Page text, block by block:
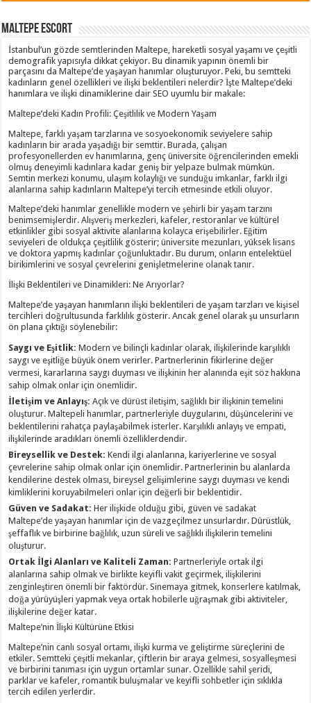
Maltepe Escort
İstanbul’un gözde semtlerinden Maltepe, hareketli sosyal yaşamı ve çeşitli
demografik yapısıyla dikkat çekiyor. Bu dinamik yapının önemli bir
parçasını da Maltepe’de yaşayan hanımlar oluşturuyor. Peki, bu semtteki
kadınların genel özellikleri ve ilişki beklentileri nelerdir? İşte Maltepe’deki
hanımlara ve ilişki dinamiklerine dair SEO uyumlu bir makale:
Maltepe’deki Kadın Profili: Çeşitlilik ve Modern Yaşam
Maltepe, farklı yaşam tarzlarına ve sosyoekonomik seviyelere sahip
kadınların bir arada yaşadığı bir semttir. Burada, çalışan
profesyonellerden ev hanımlarına, genç üniversite öğrencilerinden emekli
olmuş deneyimli kadınlara kadar geniş bir yelpaze bulmak mümkün.
Semtin merkezi konumu, ulaşım kolaylığı ve sunduğu imkanlar, farklı ilgi
alanlarına sahip kadınların Maltepe’yi tercih etmesinde etkili oluyor.
Maltepe’deki hanımlar genellikle modern ve şehirli bir yaşam tarzını
benimsemişlerdir. Alışveriş merkezleri, kafeler, restoranlar ve kültürel
etkinlikler gibi sosyal aktivite alanlarına kolayca erişebilirler. Eğitim
seviyeleri de oldukça çeşitlilik gösterir; üniversite mezunları, yüksek lisans
ve doktora yapmış kadınlar çoğunluktadır. Bu durum, onların entelektüel
birikimlerini ve sosyal çevrelerini genişletmelerine olanak tanır.
İlişki Beklentileri ve Dinamikleri: Ne Arıyorlar?
Maltepe’de yaşayan hanımların ilişki beklentileri de yaşam tarzları ve kişisel
tercihleri doğrultusunda farklılık gösterir. Ancak genel olarak şu unsurların
ön plana çıktığı söylenebilir:
Saygı ve Eşitlik: Modern ve bilinçli kadınlar olarak, ilişkilerinde karşılıklı
saygı ve eşitliğe büyük önem verirler. Partnerlerinin fikirlerine değer
vermesi, kararlarına saygı duyması ve ilişkinin her alanında eşit söz hakkına
sahip olmak onlar için önemlidir.
İletişim ve Anlayış: Açık ve dürüst iletişim, sağlıklı bir ilişkinin temelini
oluşturur. Maltepeli hanımlar, partnerleriyle duygularını, düşüncelerini ve
beklentilerini rahatça paylaşabilmek isterler. Karşılıklı anlayış ve empati,
ilişkilerinde aradıkları önemli özelliklerdendir.
Bireysellik ve Destek: Kendi ilgi alanlarına, kariyerlerine ve sosyal
çevrelerine sahip olmak onlar için önemlidir. Partnerlerinin bu alanlarda
kendilerine destek olması, bireysel gelişimlerine saygı duyması ve kendi
kimliklerini koruyabilmeleri onlar için değerli bir beklentidir.
Güven ve Sadakat: Her ilişkide olduğu gibi, güven ve sadakat
Maltepe’de yaşayan hanımlar için de vazgeçilmez unsurlardır. Dürüstlük,
şeffaflık ve birbirine bağlılık, uzun süreli ve sağlıklı ilişkilerin temelini
oluşturur.
Ortak İlgi Alanları ve Kaliteli Zaman: Partnerleriyle ortak ilgi
alanlarına sahip olmak ve birlikte keyifli vakit geçirmek, ilişkilerini
zenginleştiren önemli bir faktördür. Sinemaya gitmek, konserlere katılmak,
doğa yürüyüşleri yapmak veya ortak hobilerle uğraşmak gibi aktiviteler,
ilişkilerine değer katar.
Maltepe’nin İlişki Kültürüne Etkisi
Maltepe’nin canlı sosyal ortamı, ilişki kurma ve geliştirme süreçlerini de
etkiler. Semtteki çeşitli mekanlar, çiftlerin bir araya gelmesi, sosyalleşmesi
ve birbirini tanıması için uygun ortamlar sunar. Özellikle sahil şeridi,
parklar ve kafeler, romantik buluşmalar ve keyifli sohbetler için sıklıkla
tercih edilen yerlerdir.